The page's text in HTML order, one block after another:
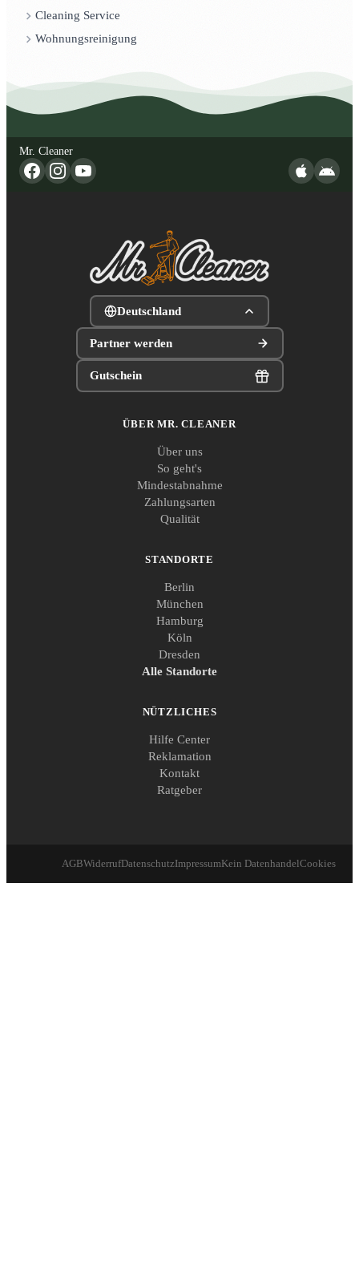
Cleaning Service
Wohnungsreinigung
Mr. Cleaner
Deutschland
Partner werden
Gutschein
ÜBER MR. CLEANER
Über uns
So geht's
Mindestabnahme
Zahlungsarten
Qualität
STANDORTE
Berlin
München
Hamburg
Köln
Dresden
Alle Standorte
NÜTZLICHES
Hilfe Center
Reklamation
Kontakt
Ratgeber
AGBWiderrufDatenschutzImpressumKein DatenhandelCookies